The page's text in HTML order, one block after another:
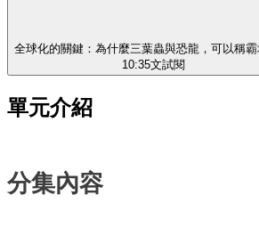
全球化的關鍵：為什麼三葉蟲與恐龍，可以稱霸
10:35文試閱
單元介紹
分集內容